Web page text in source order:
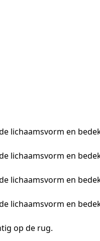
lichaamsvorm en
lichaamsvorm en
lichaamsvorm en
lichaamsvorm en
op de rug.